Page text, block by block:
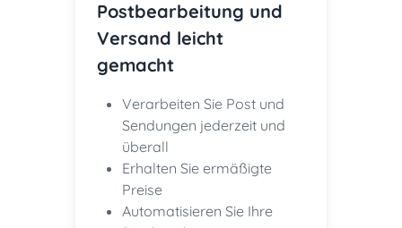
Postbearbeitung und
Versand leicht
gemacht
Verarbeiten Sie Post und
Sendungen jederzeit und
überall
Erhalten Sie ermäßigte
Preise
Automatisieren Sie Ihre